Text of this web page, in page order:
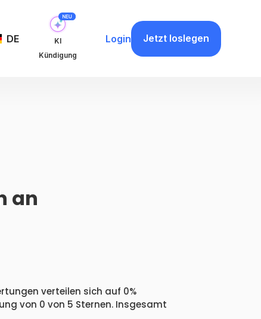
DE
KI
Kündigung
Login Jetzt loslegen
an
verteilen sich auf 0%
von 0 von 5 Sternen. Insgesamt